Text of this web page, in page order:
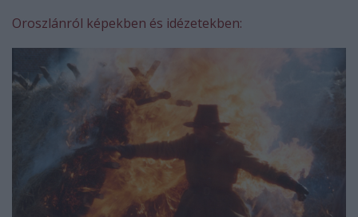
Oroszlánról képekben és idézetekben: